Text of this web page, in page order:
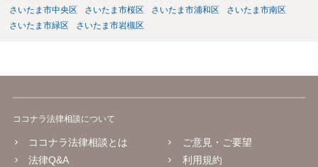
さいたま市中央区
さいたま市桜区 さいたま市浦和区
さいたま市南区
さいたま市緑区
さいたま市岩槻区
ココナラ法律相談について
ココナラ法律相談とは
法律Q&A
ご意見・ご要望
利用規約